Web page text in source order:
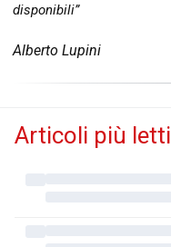
disponibili”
Alberto Lupini
Articoli più letti